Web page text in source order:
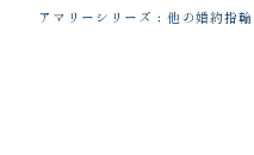
アマリーシリーズ：他の婚約指